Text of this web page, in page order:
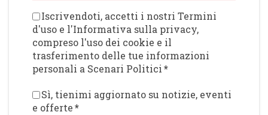
Iscrivendoti, accetti i nostri Termini
d'uso e l'Informativa sulla privacy,
compreso l'uso dei cookie e il
trasferimento delle tue informazioni
personali a Scenari Politici*
Sì, tienimi aggiornato su notizie, eventi
e offerte*